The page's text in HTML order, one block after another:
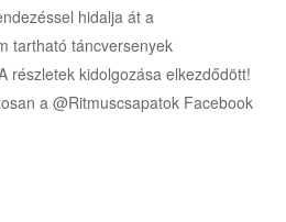
hidalja át a
tartható táncversenyek
részletek kidolgozása elkezdődött!
a @Ritmuscsapatok Facebook